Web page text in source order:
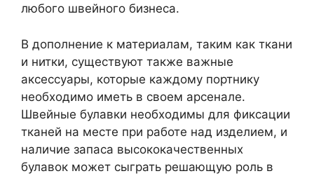
любого швейного бизнеса.
В дополнение к материалам, таким как ткани
и нитки, существуют также важные
аксессуары, которые каждому портнику
необходимо иметь в своем арсенале.
Швейные булавки необходимы для фиксации
тканей на месте при работе над изделием, и
наличие запаса высококачественных
булавок может сыграть решающую роль в